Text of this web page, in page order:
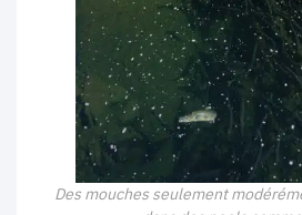
Des mouches seulement